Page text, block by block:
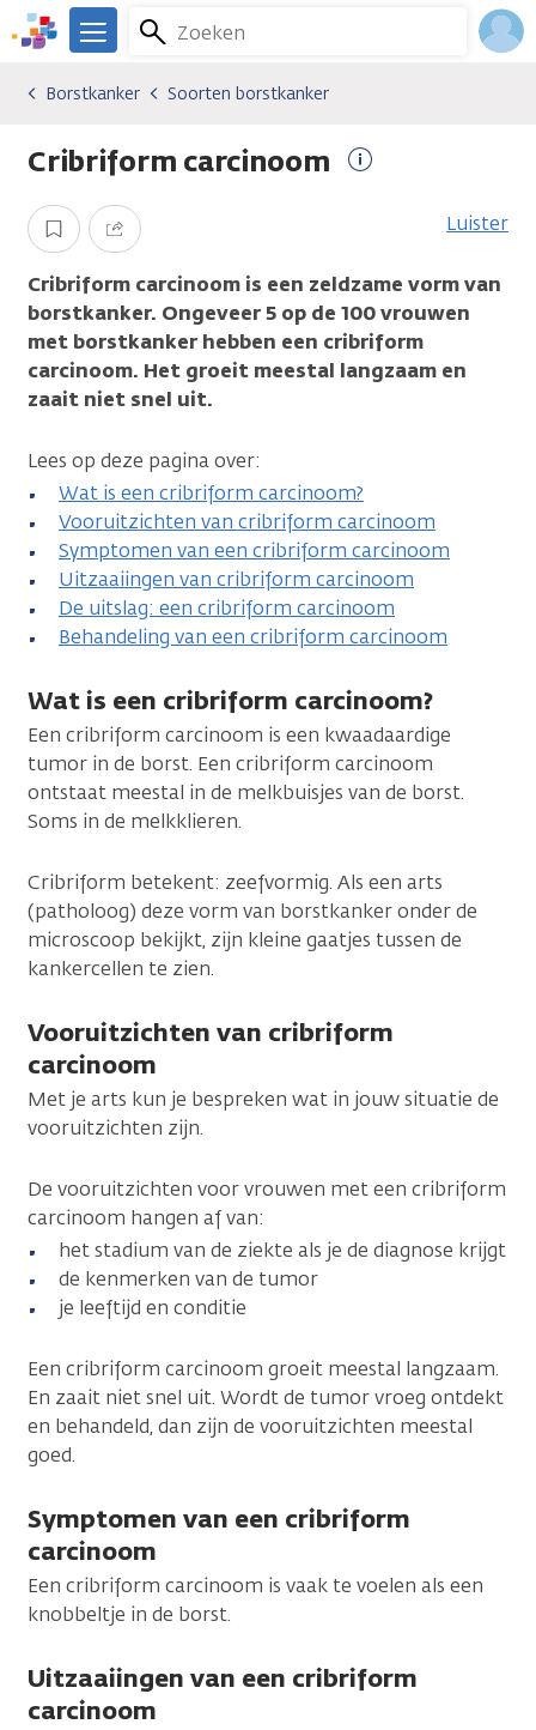
Overslaan
en
gaan
We
er
je.
Zoeken
Menu
Kankersoorten
Borstkanker
Soorten borstkanker
Borstkanker Soorten borstkanker
Cribriform carcinoom
informatie
Opslaan Delen Luister
Cribriform carcinoom is een zeldzame vorm van
borstkanker. Ongeveer 5 op de 100 vrouwen
met borstkanker hebben een cribriform
carcinoom. Het groeit meestal langzaam en
zaait niet snel uit.
Lees op deze pagina over:
Wat is een cribriform carcinoom?
Vooruitzichten van cribriform carcinoom
Symptomen van een cribriform carcinoom
Uitzaaiingen van cribriform carcinoom
De uitslag: een cribriform carcinoom
Behandeling van een cribriform carcinoom
Wat is een cribriform carcinoom?
Een cribriform carcinoom is een kwaadaardige
tumor in de borst. Een cribriform carcinoom
ontstaat meestal in de melkbuisjes van de borst.
Soms in de melkklieren.
Cribriform betekent: zeefvormig. Als een arts
(patholoog) deze vorm van borstkanker onder de
microscoop bekijkt, zijn kleine gaatjes tussen de
kankercellen te zien.
Vooruitzichten van cribriform
carcinoom
Met je arts kun je bespreken wat in jouw situatie de
vooruitzichten zijn.
De vooruitzichten voor vrouwen met een cribriform
carcinoom hangen af van:
het stadium van de ziekte als je de diagnose krijgt
de kenmerken van de tumor
je leeftijd en conditie
Een cribriform carcinoom groeit meestal langzaam.
En zaait niet snel uit. Wordt de tumor vroeg ontdekt
en behandeld, dan zijn de vooruitzichten meestal
goed.
Symptomen van een cribriform
carcinoom
Een cribriform carcinoom is vaak te voelen als een
knobbeltje in de borst.
Uitzaaiingen van een cribriform
carcinoom